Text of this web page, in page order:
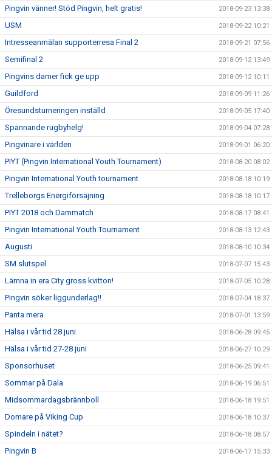
Pingvin vänner! Stöd Pingvin, helt gratis! 2018-09-23 13:38
USM 2018-09-22 10:21
Intresseanmälan supporterresa Final 2 2018-09-21 07:56
Semifinal 2 2018-09-12 13:49
Pingvins damer fick ge upp 2018-09-12 10:11
Guildford 2018-09-09 11:26
Öresundsturneringen inställd 2018-09-05 17:40
Spännande rugbyhelg! 2018-09-04 07:28
Pingvinare i världen 2018-09-01 06:20
PIYT (Pingvin International Youth Tournament) 2018-08-20 08:02
Pingvin International Youth tournament 2018-08-18 10:19
Trelleborgs Energiförsäjning 2018-08-18 10:17
PIYT 2018 och Dammatch 2018-08-17 08:41
Pingvin International Youth Tournament 2018-08-13 12:43
Augusti 2018-08-10 10:34
SM slutspel 2018-07-07 15:43
Lämna in era City gross kvitton! 2018-07-05 10:28
Pingvin söker liggunderlag!! 2018-07-04 18:37
Panta mera 2018-07-01 13:59
Hälsa i vår tid 28 juni 2018-06-28 09:45
Hälsa i vår tid 27-28 juni 2018-06-27 10:29
Sponsorhuset 2018-06-25 09:41
Sommar på Dala 2018-06-19 06:51
Midsommardagsbrännboll 2018-06-18 19:51
Domare på Viking Cup 2018-06-18 10:37
Spindeln i nätet? 2018-06-18 08:57
Pingvin B 2018-06-17 15:33